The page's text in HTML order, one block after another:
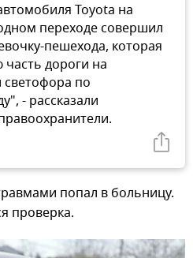
Toyota на
переходе совершил
пешехода, которая
дороги на
по
- рассказали
попал в больницу.
проверка.